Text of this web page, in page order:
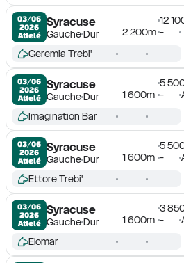
03/06
2026
Attelé
Syracuse
GaucheDur
12
2 200m -
Geremia Trebi'
03/06
2026
Attelé
Syracuse
GaucheDur
5
1 600m -
Imagination Bar
03/06
2026
Attelé
Syracuse
GaucheDur
5
1 600m -
Ettore Trebi'
03/06
2026
Attelé
Syracuse
GaucheDur
3
1 600m -
Elomar